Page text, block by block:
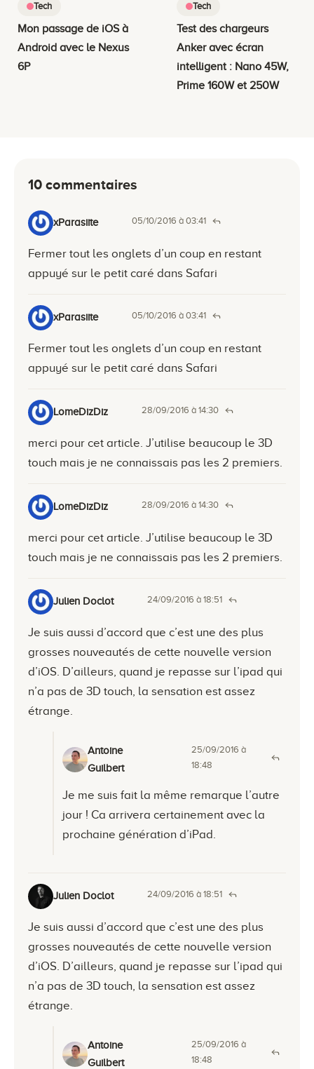
Tech
Mon passage de iOS à
Android avec le Nexus
6P
Tech
Test des chargeurs
Anker avec écran
intelligent : Nano 45W,
Prime 160W et 250W
10 commentaires
xParasiite 05/10/2016 à 03:41
Fermer tout les onglets d’un coup en restant
appuyé sur le petit caré dans Safari
xParasiite 05/10/2016 à 03:41
Fermer tout les onglets d’un coup en restant
appuyé sur le petit caré dans Safari
LomeDizDiz 28/09/2016 à 14:30
merci pour cet article. J’utilise beaucoup le 3D
touch mais je ne connaissais pas les 2 premiers.
LomeDizDiz 28/09/2016 à 14:30
merci pour cet article. J’utilise beaucoup le 3D
touch mais je ne connaissais pas les 2 premiers.
Julien Doclot 24/09/2016 à 18:51
Je suis aussi d’accord que c’est une des plus
grosses nouveautés de cette nouvelle version
d’iOS. D’ailleurs, quand je repasse sur l’ipad qui
n’a pas de 3D touch, la sensation est assez
étrange.
Antoine
Guilbert
25/09/2016 à
18:48
Je me suis fait la même remarque l’autre
jour ! Ca arrivera certainement avec la
prochaine génération d’iPad.
Julien Doclot 24/09/2016 à 18:51
Je suis aussi d’accord que c’est une des plus
grosses nouveautés de cette nouvelle version
d’iOS. D’ailleurs, quand je repasse sur l’ipad qui
n’a pas de 3D touch, la sensation est assez
étrange.
Antoine
Guilbert
25/09/2016 à
18:48